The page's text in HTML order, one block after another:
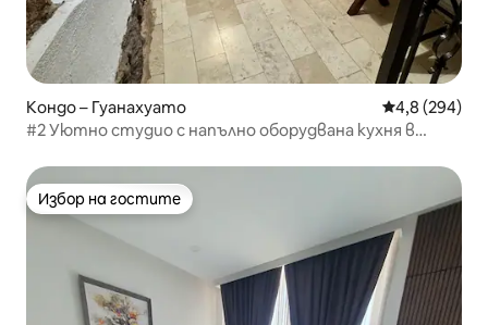
Кондо – Гуанахуато Средна
4,8 (294)
#2 Уютно студио с напълно оборудвана кухня в
Избор на гостите
Избор на гостите